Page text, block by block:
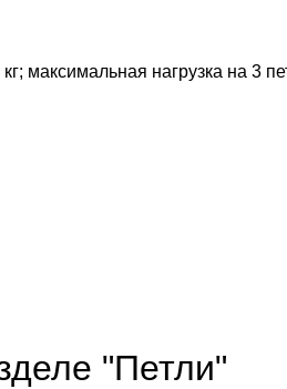
максимальная нагрузка на 3
"Петли"